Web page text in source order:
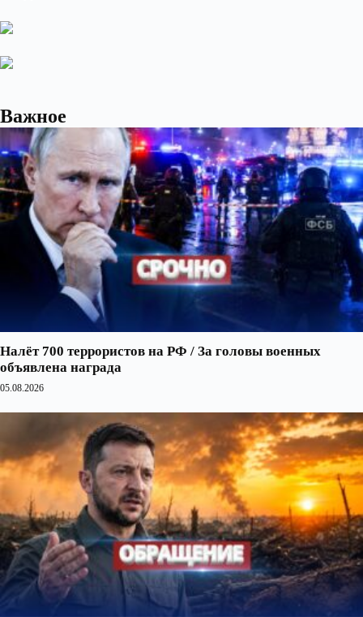
Важное
Налёт 700 террористов на РФ / За головы военных
объявлена награда
05.08.2026